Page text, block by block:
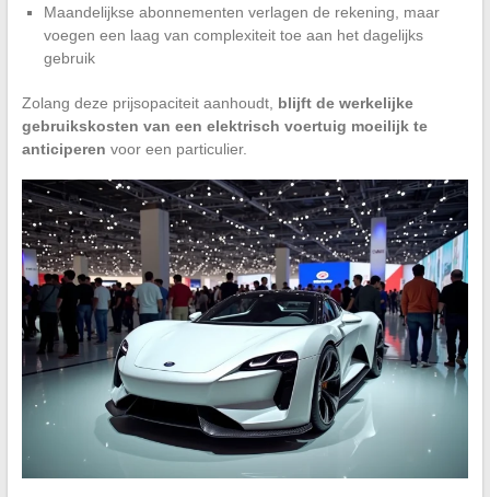
Maandelijkse abonnementen verlagen de rekening, maar
voegen een laag van complexiteit toe aan het dagelijks
gebruik
Zolang deze prijsopaciteit aanhoudt, blijft de werkelijke
gebruikskosten van een elektrisch voertuig moeilijk te
anticiperen voor een particulier.